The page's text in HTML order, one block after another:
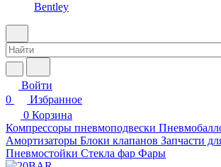
Bentley
Войти
0
Избранное
0 Корзина
Компрессоры пневмоподвески
Амортизаторы Блоки клапанов Запчасти
Пневмостойки Стекла фар Фары